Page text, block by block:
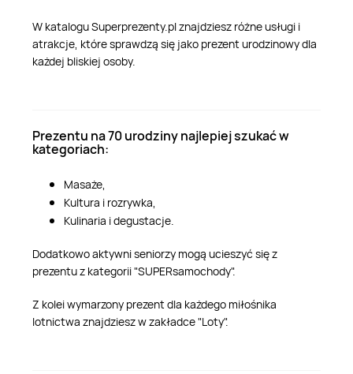
W katalogu Superprezenty.pl znajdziesz różne usługi i
atrakcje, które sprawdzą się jako prezent urodzinowy dla
każdej bliskiej osoby.
Prezentu na 70 urodziny najlepiej szukać w
kategoriach:
Masaże,
Kultura i rozrywka,
Kulinaria i degustacje.
Dodatkowo aktywni seniorzy mogą ucieszyć się z
prezentu z kategorii "SUPERsamochody".
Z kolei wymarzony prezent dla każdego miłośnika
lotnictwa znajdziesz w zakładce "Loty".